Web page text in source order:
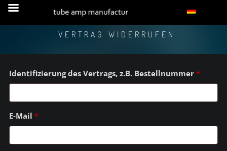
VERTRAG WIDERRUFEN
Identifizierung des Vertrags, z.B. Bestellnummer *
E-Mail *